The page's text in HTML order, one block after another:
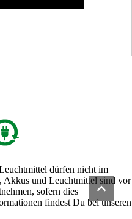
dürfen nicht im
Akkus und Leuchtmittel sind vor
sofern dies
findest Du bei unseren